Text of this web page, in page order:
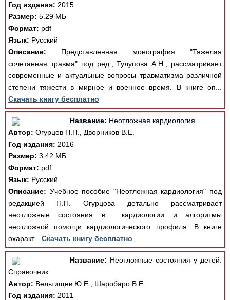
Год издания: 2015
Размер: 5.29 МБ
Формат: pdf
Язык: Русский
Описание: Представленная монография "Тяжелая
сочетанная травма" под ред., Тулупова А.Н., рассматривает
современные и актуальные вопросы травматизма различной
степени тяжести в мирное и военное время. В книге оп...
Скачать книгу бесплатно
Название: Неотложная кардиология.
Автор: Огурцов П.П., Дворников В.Е.
Год издания: 2016
Размер: 3.42 МБ
Формат: pdf
Язык: Русский
Описание: Учебное пособие "Неотложная кардиология" под
редакцией П.П. Огурцова детально рассматривает
неотложные состояния в кардиологии и алгоритмы
неотложной помощи кардиологического профиля. В книге
охаракт... Скачать книгу бесплатно
Название: Неотложные состояния у детей.
Справочник
Автор: Вельтищев Ю.Е., Шаробаро В.Е.
Год издания: 2011